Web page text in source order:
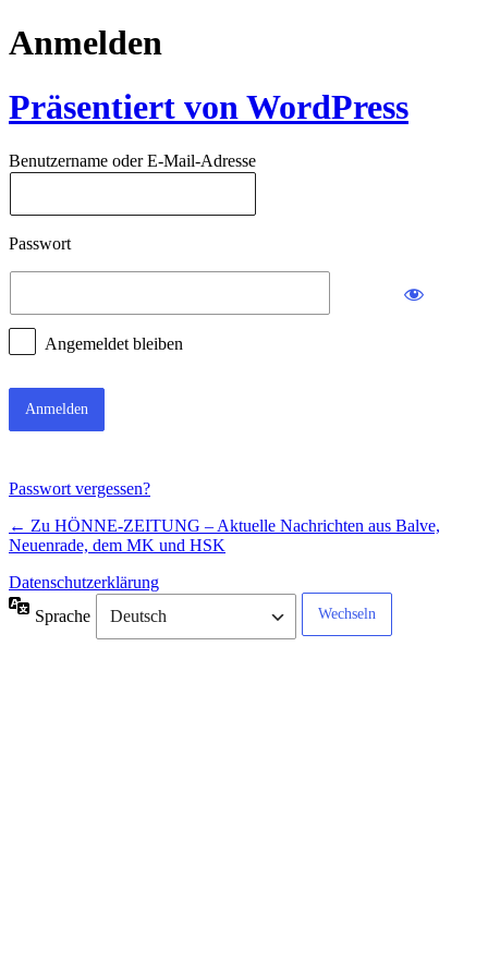
Anmelden
Präsentiert von WordPress
Benutzername oder E-Mail-Adresse
Passwort
Angemeldet bleiben
Passwort vergessen?
← Zu HÖNNE-ZEITUNG – Aktuelle Nachrichten aus Balve,
Neuenrade, dem MK und HSK
Datenschutzerklärung
Sprache